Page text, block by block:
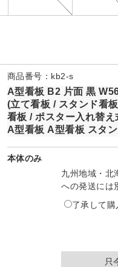
商品番号：kb2-s
A型看板 B2 片面 黒
(立て看板 / スタンド看
看板 / ポスター入れ替
A型看板 A型看板 スタ
本体のみ
九州地域・北
への発送には
了承して購
只